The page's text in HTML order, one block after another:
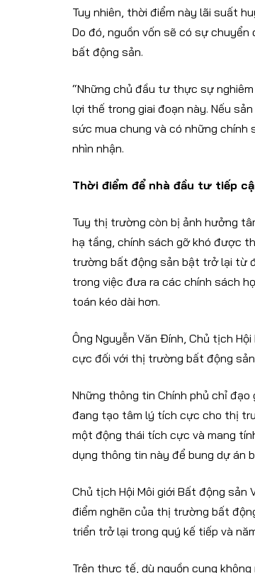
Tuy nhiên, thời điểm này lãi suất
Do đó, nguồn vốn sẽ có sự
bất động sản.
“Những chủ đầu tư thực sự
lợi thế trong giai đoạn này. Nếu
sức mua chung và có những chính
nhìn nhận.
Thời điểm để nhà đầu tư tiếp
Tuy thị trường còn bị ảnh hưởng
hạ tầng, chính sách gỡ khó được
trường bất động sản bật trở lại từ
trong việc đưa ra các chính sách
toán kéo dài hơn.
Ông Nguyễn Văn Đính, Chủ tịch
cực đối với thị trường bất động sản
Những thông tin Chính phủ chỉ
đang tạo tâm lý tích cực cho thị
một động thái tích cực và mang
dụng thông tin này để bung dự án
Chủ tịch Hội Môi giới Bất động
điểm nghẽn của thị trường bất
triển trở lại trong quý kế tiếp và
Trên thực tế, dù nguồn cung